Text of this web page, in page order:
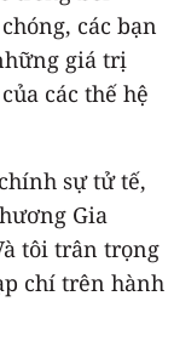
các bạn
giá trị
các thế hệ
sự tử tế,
Gia
tôi trân trọng
chí trên hành